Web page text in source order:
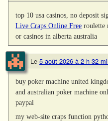
top 10 usa casinos, no deposit
Live Craps Online Free roulette
or casinos in alberta australia
Le 5 août 2026 à 2 h 32
buy poker machine united
and australian poker machine
paypal
my web-site craps function